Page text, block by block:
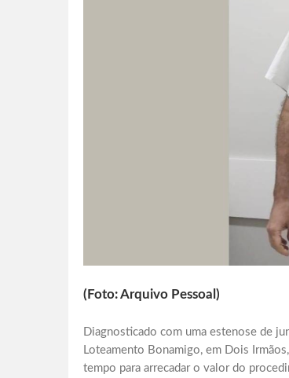
(Foto: Arquivo Pessoal)
Diagnosticado com uma estenose de
Loteamento Bonamigo, em Dois
tempo para arrecadar o valor do